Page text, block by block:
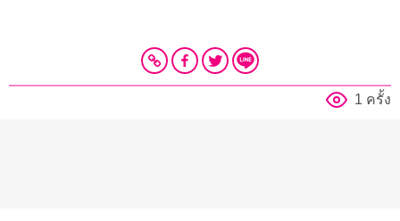
1 ครั้ง